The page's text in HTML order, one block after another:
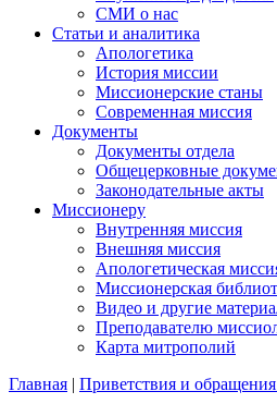
СМИ о нас
Статьи и аналитика
Апологетика
История миссии
Миссионерские станы
Современная миссия
Документы
Документы отдела
Общецерковные
Законодательные акты
Миссионеру
Внутренняя миссия
Внешняя миссия
Апологетическая
Миссионерская
Видео и другие
Преподавателю
Карта митрополий
Главная | Приветствия и